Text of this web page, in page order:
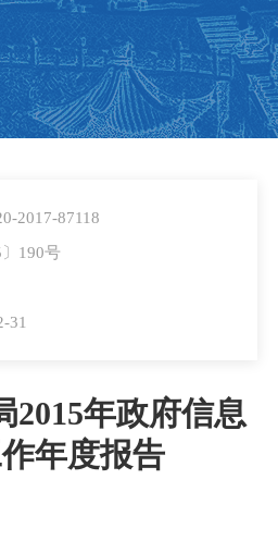
2017-87118
190号
31
2015年政府信息
年度报告